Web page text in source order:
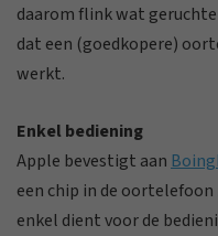
daarom flink wat
dat een (goedkopere)
werkt.
Enkel bediening
Apple bevestigt aan
een chip in de
enkel dient voor de